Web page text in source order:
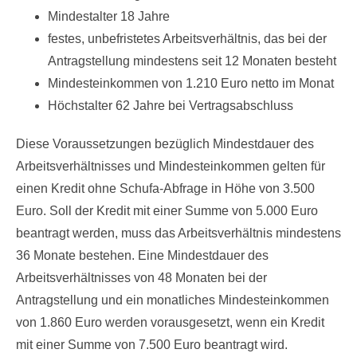
Mindestalter 18 Jahre
festes, unbefristetes Arbeitsverhältnis, das bei der
Antragstellung mindestens seit 12 Monaten besteht
Mindesteinkommen von 1.210 Euro netto im Monat
Höchstalter 62 Jahre bei Vertragsabschluss
Diese Voraussetzungen bezüglich Mindestdauer des
Arbeitsverhältnisses und Mindesteinkommen gelten für
einen Kredit ohne Schufa-Abfrage in Höhe von 3.500
Euro. Soll der Kredit mit einer Summe von 5.000 Euro
beantragt werden, muss das Arbeitsverhältnis mindestens
36 Monate bestehen. Eine Mindestdauer des
Arbeitsverhältnisses von 48 Monaten bei der
Antragstellung und ein monatliches Mindesteinkommen
von 1.860 Euro werden vorausgesetzt, wenn ein Kredit
mit einer Summe von 7.500 Euro beantragt wird.